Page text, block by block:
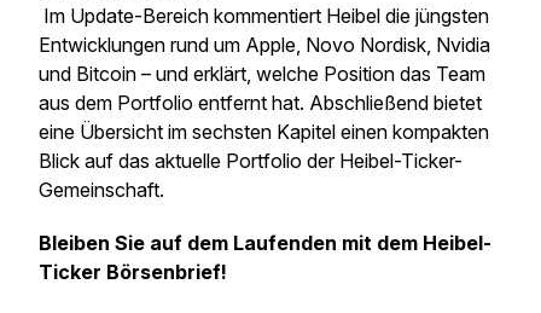
Im Update-Bereich kommentiert Heibel die jüngsten
Entwicklungen rund um Apple, Novo Nordisk, Nvidia
und Bitcoin – und erklärt, welche Position das Team
aus dem Portfolio entfernt hat. Abschließend bietet
eine Übersicht im sechsten Kapitel einen kompakten
Blick auf das aktuelle Portfolio der Heibel-Ticker-
Gemeinschaft.
Bleiben Sie auf dem Laufenden mit dem Heibel-
Ticker Börsenbrief!